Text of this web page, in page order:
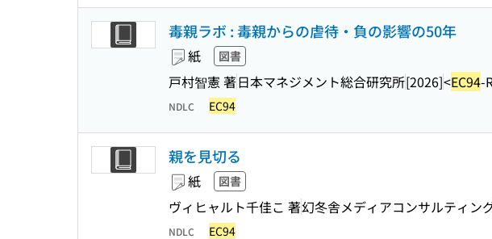
毒親ラボ : 毒親からの虐待・負の影響の50年
紙 図書
戸村智憲 著日本マネジメント総合研究所[2026]<EC94-
NDLC EC94
親を見切る
紙 図書
ヴィヒャルト千佳こ 著幻冬舎メディアコンサルティン
NDLC EC94